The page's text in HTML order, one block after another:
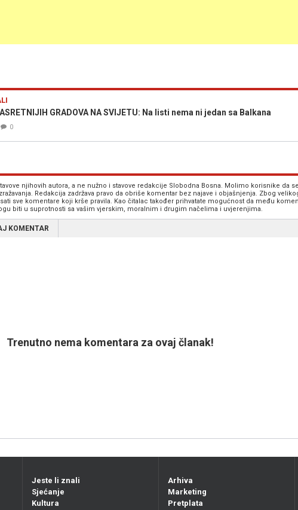
GRADOVA NA SVIJETU: Na listi nema ni jedan sa Balkana
0
njihovih autora, a ne nužno i stavove redakcije Slobodna Bosna. Molimo korisnike da
Redakcija zadržava pravo da obriše komentar bez najave i objašnjenja. Zbog
sve komentare koji krše pravila. Kao čitalac također prihvatate mogućnost da među
biti u suprotnosti sa vašim vjerskim, moralnim i drugim načelima i uvjerenjima.
KOMENTAR
Trenutno nema komentara za ovaj članak!
Jeste li znali
Sjećanje
Kultura
Arhiva
Marketing
Pretplata